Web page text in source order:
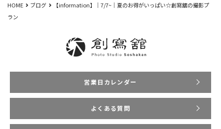
HOME ブログ
【information】｜7/7~｜夏のお得がいっぱい☆創寫舘の撮影プ
ラン
営業日カレンダー
よくある質問